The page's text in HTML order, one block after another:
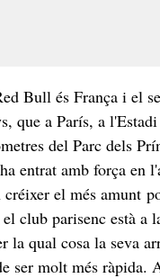
Bull és França i el
que a París, a
del Parc dels
entrat amb força en
créixer el més amunt
club parisenc està a
la qual cosa la seva
ser molt més ràpida.